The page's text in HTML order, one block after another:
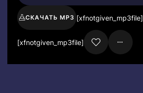
СКАЧАТЬ MP3 [xfnotgiven_mp3file]
[xfnotgiven_mp3file]